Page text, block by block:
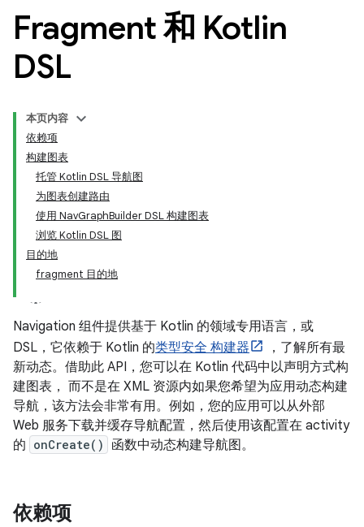
Fragment 和 Kotlin
DSL
本页内容
依赖项
构建图表
托管 Kotlin DSL 导航图
为图表创建路由
使用 NavGraphBuilder DSL 构建图表
浏览 Kotlin DSL 图
目的地
fragment 目的地
Navigation 组件提供基于 Kotlin 的领域专用语言，或
DSL，它依赖于 Kotlin 的类型安全 构建器
，了解所有最
新动态。借助此 API，您可以在 Kotlin 代码中以声明方式构
建图表， 而不是在 XML 资源内如果您希望为应用动态构建
导航，该方法会非常有用。例如，您的应用可以从外部
Web 服务下载并缓存导航配置，然后使用该配置在 activity
的 onCreate() 函数中动态构建导航图。
依赖项